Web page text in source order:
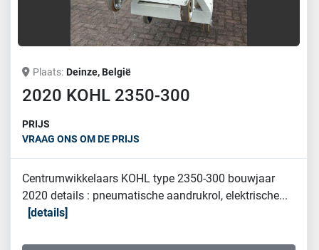
Plaats Deinze, België
2020 KOHL 2350-300
PRIJS
VRAAG ONS OM DE PRIJS
Centrumwikkelaars KOHL type 2350-300 bouwjaar
2020 details : pneumatische aandrukrol, elektrische...
details